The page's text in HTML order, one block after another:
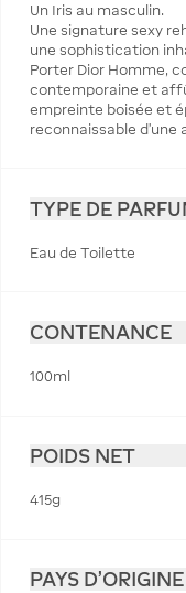
Un Iris au masculin.
Une signature sexy
une sophistication
Porter Dior Homme,
contemporaine et
empreinte boisée et
reconnaissable d’une
TYPE DE
Eau de Toilette
CONTENANCE
100ml
POIDS NET
415g
PAYS D'ORIGINE